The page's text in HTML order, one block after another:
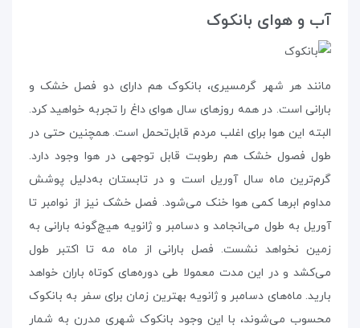
آب و هوای بانکوک
مانند هر شهر گرمسیری، بانکوک هم دارای دو فصل خشک و
بارانی است. در همه‌ روزهای سال هوای داغ را تجربه خواهید کرد.
البته این هوا برای اغلب مردم قابل‌تحمل است. همچنین حتی در
طول فصول خشک هم رطوبت قابل توجهی در هوا وجود دارد.
گرم‌ترین ماه سال آوریل است و در تابستان به‌دلیل پوشش
مداوم ابرها کمی هوا خنک‌ می‌شود. فصل خشک نیز از نوامبر تا
آوریل به طول می‌انجامد و دسامبر و ژانویه هیچ‌گونه بارانی به
زمین نخواهد نشست. فصل بارانی از ماه مه تا اکتبر طول
می‌کشد و در این مدت معمولا طی دوره‌های کوتاه باران خواهد
بارید. ماه‌های دسامبر و ژانویه بهترین زمان برای سفر به بانکوک
محسوب می‌شوند، با این وجود بانکوک شهری مدرن به شمار